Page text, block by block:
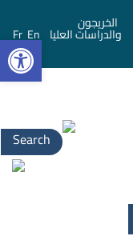
الخريجون
والدراسات العليا En
Fr
Search
for: